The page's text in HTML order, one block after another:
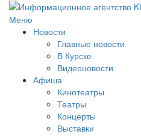
Меню
Новости
Главные новости
В Курске
Видеоновости
Афиша
Кинотеатры
Театры
Концерты
Выставки